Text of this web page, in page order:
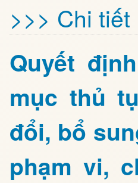
>>> Chi tiết
Quyết
mục thủ
đổi, bổ
phạm vi,